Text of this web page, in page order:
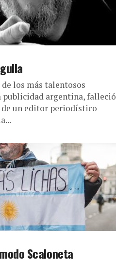
los más talentosos
publicidad argentina, falleció
de un editor periodístico
Scaloneta